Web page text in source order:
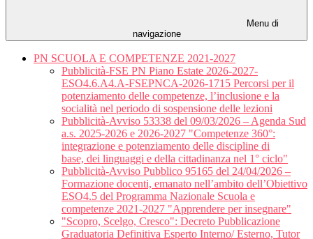
Menu di
navigazione
PN SCUOLA E COMPETENZE 2021-2027
Pubblicità-FSE PN Piano Estate 2026-2027-
ESO4.6.A4.A-FSEPNCA-2026-1715 Percorsi per il
potenziamento delle competenze, l’inclusione e la
socialità nel periodo di sospensione delle lezioni
Pubblicità-Avviso 53338 del 09/03/2026 – Agenda Sud
a.s. 2025-2026 e 2026-2027 "Competenze 360°:
integrazione e potenziamento delle discipline di
base, dei linguaggi e della cittadinanza nel 1° ciclo"
Pubblicità-Avviso Pubblico 95165 del 24/04/2026 –
Formazione docenti, emanato nell’ambito dell’Obiettivo
ESO4.5 del Programma Nazionale Scuola e
competenze 2021-2027 "Apprendere per insegnare"
"Scopro, Scelgo, Cresco": Decreto Pubblicazione
Graduatoria Definitiva Esperto Interno/ Esterno, Tutor